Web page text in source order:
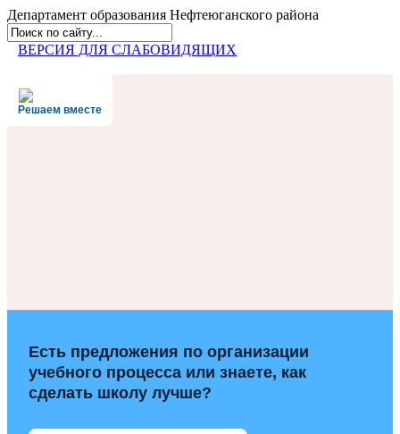
Департамент образования Нефтеюганского района
ВЕРСИЯ ДЛЯ СЛАБОВИДЯЩИХ
Решаем вместе
Есть предложения по организации
учебного процесса или знаете, как
сделать школу лучше?